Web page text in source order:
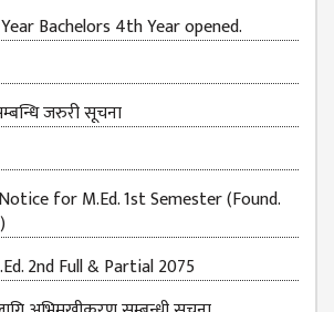
Bachelors 4th Year opened.
जरुरी सूचना
for M.Ed. 1st Semester (Found.
2nd Full & Partial 2075